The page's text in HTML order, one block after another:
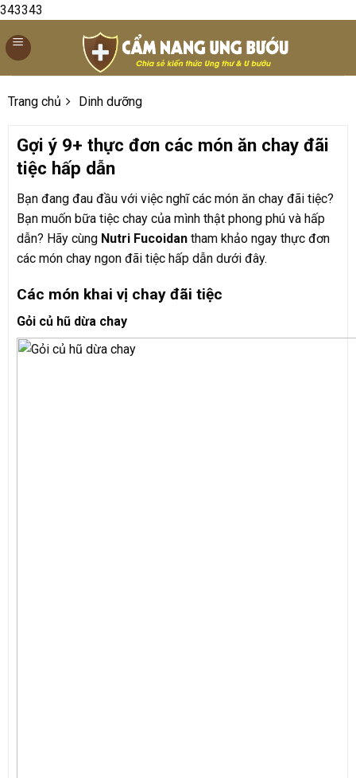
343343
content
Trang chủ Dinh dưỡng
Gợi ý 9+ thực đơn các món ăn chay đãi
tiệc hấp dẫn
Bạn đang đau đầu với việc nghĩ các món ăn chay đãi tiệc?
Bạn muốn bữa tiệc chay của mình thật phong phú và hấp
dẫn? Hãy cùng Nutri Fucoidantham khảo ngay thực đơn
các món chay ngon đãi tiệc hấp dẫn dưới đây.
Các món khai vị chay đãi tiệc
Gỏi củ hũ dừa chay